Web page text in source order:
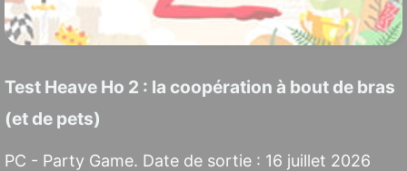
Test Heave Ho 2 : la coopération à bout de bras
(et de pets)
PC - Party Game. Date de sortie : 16 juillet 2026